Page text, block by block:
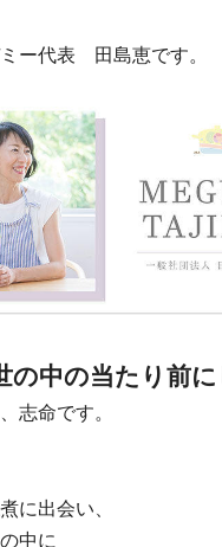
ー代表 田島恵です。
の中の当たり前に
志命です。
に出会い、
中に